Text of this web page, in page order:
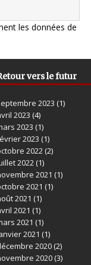
les données de
vers le futur
2023 (1)
2023 (4)
2023 (1)
2023 (1)
2022 (2)
2022 (1)
2021 (1)
2021 (1)
2021 (1)
2021 (1)
2021 (1)
2021 (1)
2020(2)
2020(3)